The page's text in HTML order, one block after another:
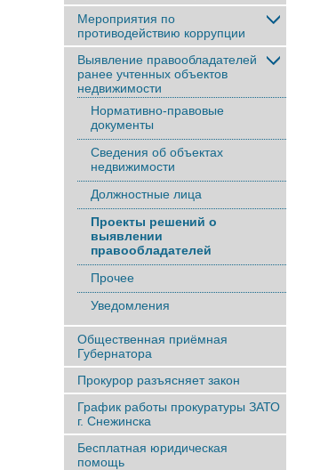
Мероприятия по
противодействию коррупции
Выявление правообладателей
ранее учтенныx объектов
недвижимости
Нормативно-правовые
документы
Сведения об объектах
недвижимости
Должностные лица
Проекты решений о
выявлении
правообладателей
Прочее
Уведомления
Общественная приёмная
Губернатора
Прокурор разъясняет закон
График работы прокуратуры ЗАТО
г. Снежинска
Бесплатная юридическая
помощь